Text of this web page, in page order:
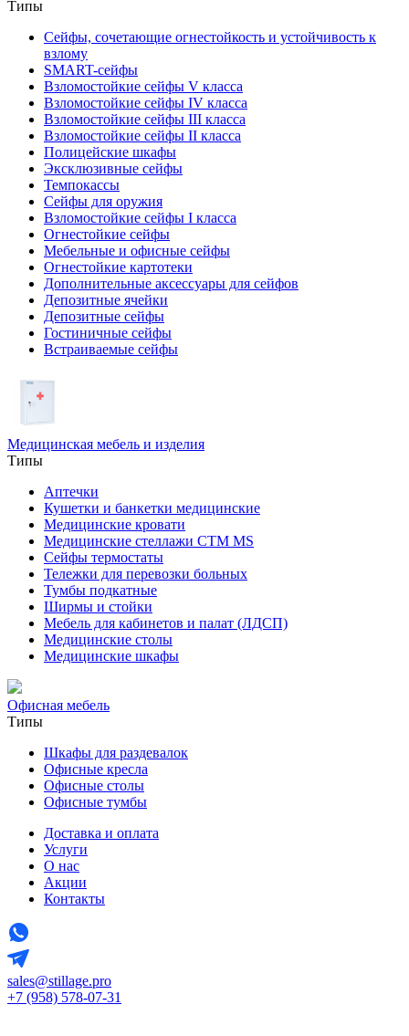
Типы
Сейфы, сочетающие огнестойкость и устойчивость к
взлому
SMART-сейфы
Взломостойкие сейфы V класса
Взломостойкие сейфы IV класса
Взломостойкие сейфы III класса
Взломостойкие сейфы II класса
Полицейские шкафы
Эксклюзивные сейфы
Темпокассы
Сейфы для оружия
Взломостойкие сейфы I класса
Огнестойкие сейфы
Мебельные и офисные сейфы
Огнестойкие картотеки
Дополнительные аксессуары для сейфов
Депозитные ячейки
Депозитные сейфы
Гостиничные сейфы
Встраиваемые сейфы
Медицинская мебель и изделия
Типы
Аптечки
Кушетки и банкетки медицинские
Медицинские кровати
Медицинские стеллажи CTM MS
Сейфы термостаты
Тележки для перевозки больных
Тумбы подкатные
Ширмы и стойки
Мебель для кабинетов и палат (ЛДСП)
Медицинские столы
Медицинские шкафы
Офисная мебель
Типы
Шкафы для раздевалок
Офисные кресла
Офисные столы
Офисные тумбы
Доставка и оплата
Услуги
О нас
Акции
Контакты
sales@stillage.pro
+7 (958) 578-07-31